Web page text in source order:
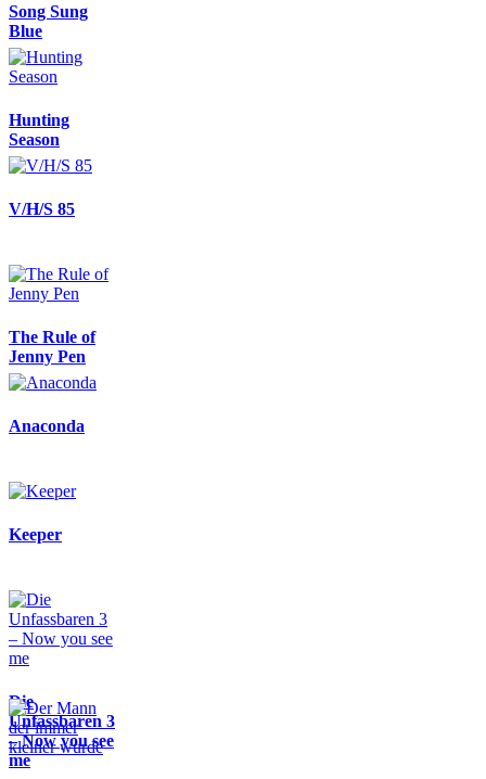
Song Sung
Blue
Hunting
Season
V/H/S 85
The Rule of
Jenny Pen
Anaconda
Keeper
Die
Unfassbaren 3
– Now you see
me